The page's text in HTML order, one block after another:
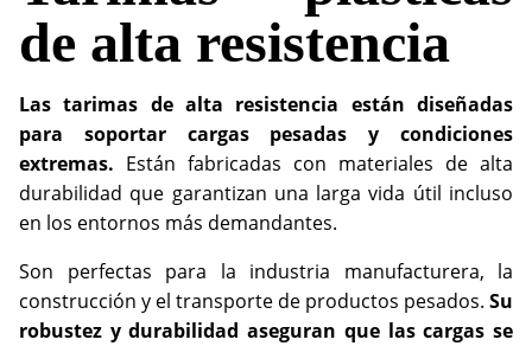
de alta resistencia
Las tarimas de alta resistencia están diseñadas
para soportar cargas pesadas y condiciones
extremas. Están fabricadas con materiales de alta
durabilidad que garantizan una larga vida útil incluso
en los entornos más demandantes.
Son perfectas para la industria manufacturera, la
construcción y el transporte de productos pesados. Su
robustez y durabilidad aseguran que las cargas se